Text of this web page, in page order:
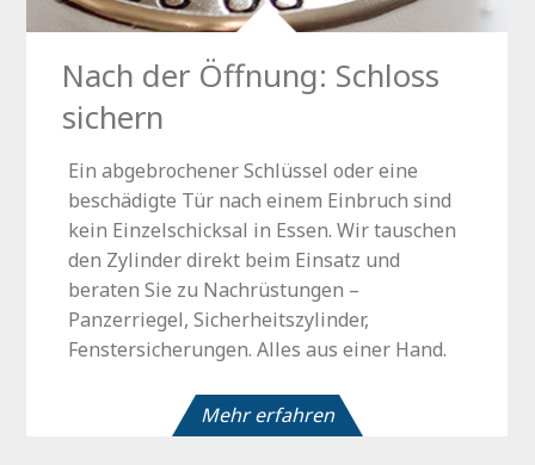
Nach der Öffnung: Schloss
sichern
Ein abgebrochener Schlüssel oder eine
beschädigte Tür nach einem Einbruch sind
kein Einzelschicksal in Essen. Wir tauschen
den Zylinder direkt beim Einsatz und
beraten Sie zu Nachrüstungen –
Panzerriegel, Sicherheitszylinder,
Fenstersicherungen. Alles aus einer Hand.
Mehr erfahren